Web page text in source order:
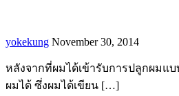
yokekung November 30, 2014
หลังจากที่ผมได้เข้ารับการปลูกผมแบ
ผมได้ ซึ่งผมได้เขียน […]